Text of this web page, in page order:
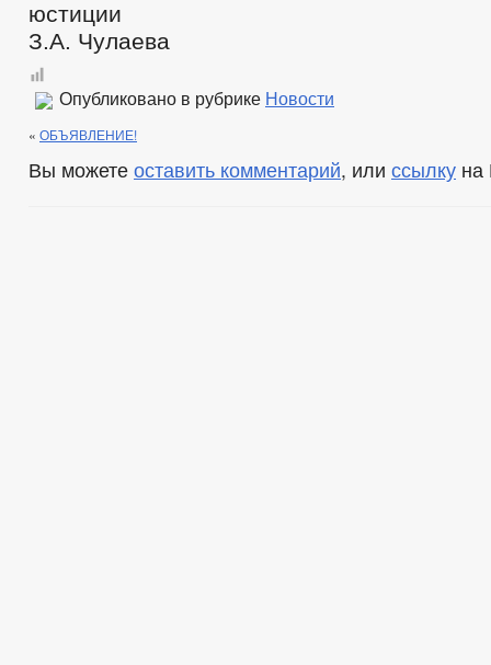
З.А. Чулаева
Опубликовано в рубрике Новости
« ОБЪЯВЛЕНИЕ!
Вы можете оставить комментарий, или ссылку на